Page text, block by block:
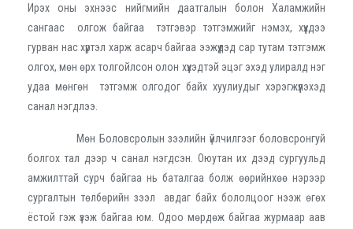
Ирэх оны эхнээс нийгмийн даатгалын болон Халамжийн
сангаас олгож байгаа тэтгэвэр тэтгэмжийг нэмэх, хүүхдээ
гурван нас хүртэл харж асарч байгаа ээжүүдэд сар тутам тэтгэмж
олгох, мөн өрх толгойлсон олон хүүхэдтэй эцэг эхэд улиралд нэг
удаа мөнгөн тэтгэмж олгодог байх хуулиудыг хэрэгжүүлэхэд
санал нэгдлээ.
Мөн Боловсролын зээлийн үйлчилгээг боловсронгуй
болгох тал дээр ч санал нэгдсэн. Оюутан их дээд сургуульд
амжилттай сурч байгаа нь баталгаа болж өөрийнхөө нэрээр
сургалтын төлбөрийн зээл авдаг байх бололцоог нээж өгөх
ёстой гэж үзэж байгаа юм. Одоо мөрдөж байгаа журмаар аав